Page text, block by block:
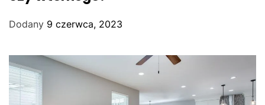
Dodany 9 czerwca, 2023